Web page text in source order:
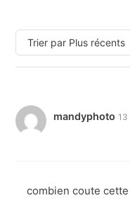
mandyphoto 13
combien coute